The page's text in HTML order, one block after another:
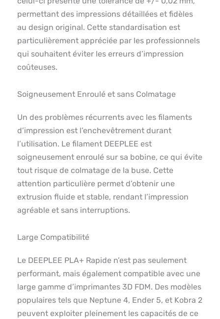
permettant des impressions détaillées et fidèles
au design original. Cette standardisation est
particulièrement appréciée par les professionnels
qui souhaitent éviter les erreurs d’impression
coûteuses.
Soigneusement Enroulé et sans Colmatage
Un des problèmes récurrents avec les filaments
d’impression est l’enchevêtrement durant
l’utilisation. Le filament DEEPLEE est
soigneusement enroulé sur sa bobine, ce qui évite
tout risque de colmatage de la buse. Cette
attention particulière permet d’obtenir une
extrusion fluide et stable, rendant l’impression
agréable et sans interruptions.
Large Compatibilité
Le DEEPLEE PLA+ Rapide n’est pas seulement
performant, mais également compatible avec une
large gamme d’imprimantes 3D FDM. Des modèles
populaires tels que Neptune 4, Ender 5, et Kobra 2
peuvent exploiter pleinement les capacités de ce